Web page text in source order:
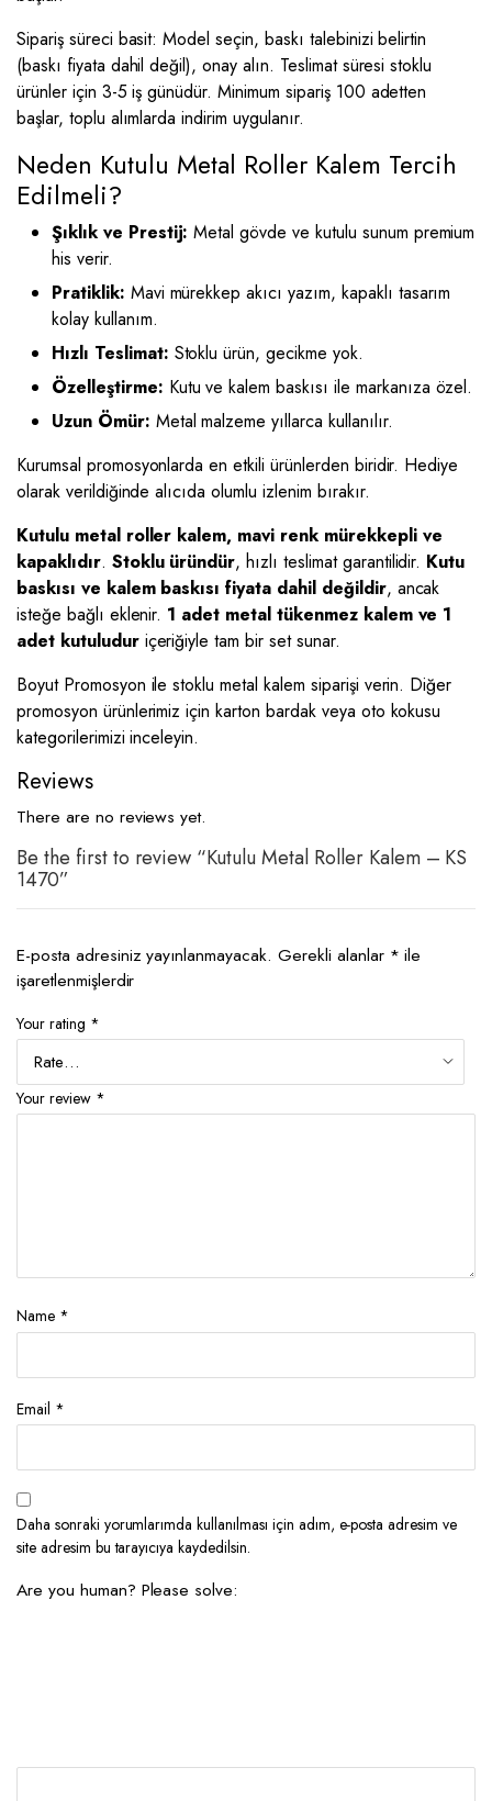
Sipariş süreci basit: Model seçin, baskı talebinizi belirtin
(baskı fiyata dahil değil), onay alın. Teslimat süresi stoklu
ürünler için 3-5 iş günüdür. Minimum sipariş 100 adetten
başlar, toplu alımlarda indirim uygulanır.
Neden Kutulu Metal Roller Kalem Tercih
Edilmeli?
Şıklık ve Prestij: Metal gövde ve kutulu sunum premium
his verir.
Pratiklik: Mavi mürekkep akıcı yazım, kapaklı tasarım
kolay kullanım.
Hızlı Teslimat: Stoklu ürün, gecikme yok.
Özelleştirme: Kutu ve kalem baskısı ile markanıza özel.
Uzun Ömür: Metal malzeme yıllarca kullanılır.
Kurumsal promosyonlarda en etkili ürünlerden biridir. Hediye
olarak verildiğinde alıcıda olumlu izlenim bırakır.
Kutulu metal roller kalem, mavi renk mürekkepli ve
kapaklıdır. Stoklu üründür, hızlı teslimat garantilidir. Kutu
baskısı ve kalem baskısı fiyata dahil değildir, ancak
isteğe bağlı eklenir. 1 adet metal tükenmez kalem ve 1
adet kutuluduriçeriğiyle tam bir set sunar.
Boyut Promosyon ile stoklu metal kalem siparişi verin. Diğer
promosyon ürünlerimiz için karton bardak veya oto kokusu
kategorilerimizi inceleyin.
Reviews
There are no reviews yet.
Be the first to review “Kutulu Metal Roller Kalem – KS
1470”
E-posta adresiniz yayınlanmayacak. Gerekli alanlar * ile
işaretlenmişlerdir
Your rating *
Your review *
Name *
Email *
Daha sonraki yorumlarımda kullanılması için adım, e-posta adresim ve
site adresim bu tarayıcıya kaydedilsin.
Are you human? Please solve: